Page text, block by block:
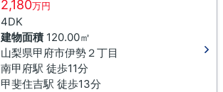
2,180万円
4DK
建物面積120.00㎡
山梨県甲府市伊勢２丁目
南甲府駅 徒歩11分
甲斐住吉駅 徒歩13分